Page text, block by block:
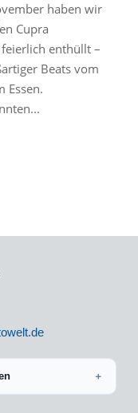
haben wir
Cupra
enthüllt –
Beats vom
Essen.
＋